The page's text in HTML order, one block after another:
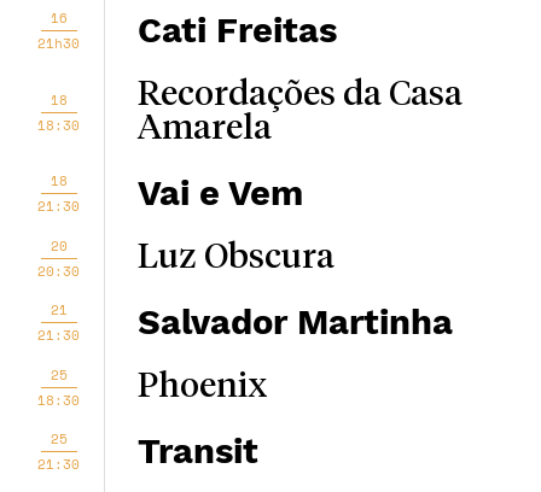
16
21h30
Cati Freitas
18
18:30
Recordações da Casa
Amarela
18
21:30
Vai e Vem
20
20:30
Luz Obscura
21
21:30
Salvador Martinha
25
18:30
Phoenix
25
21:30
Transit